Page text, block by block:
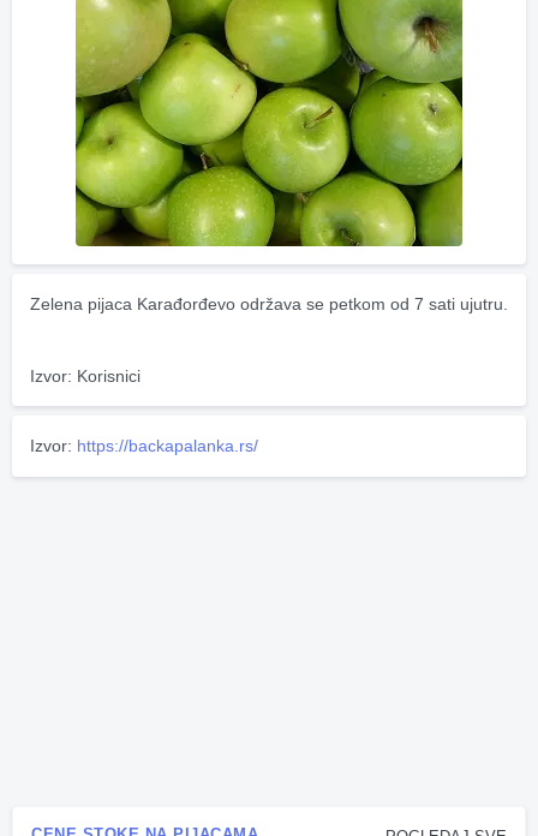
Zelena pijaca Karađorđevo održava se petkom od 7 sati ujutru.
Izvor: Korisnici
Izvor: https://backapalanka.rs/